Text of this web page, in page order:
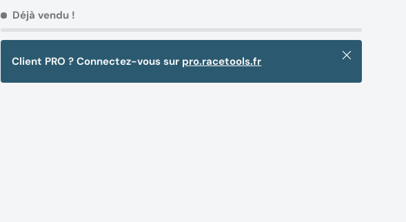
Déjà vendu !
Client PRO ? Connectez-vous sur pro.racetools.fr Fermer